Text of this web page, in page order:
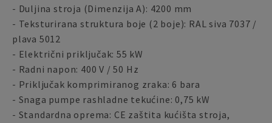
- Duljina stroja (Dimenzija A): 4200 mm
- Teksturirana struktura boje (2 boje): RAL siva 7037 /
plava 5012
- Električni priključak: 55 kW
- Radni napon: 400 V / 50 Hz
- Priključak komprimiranog zraka: 6 bara
- Snaga pumpe rashladne tekućine: 0,75 kW
- Standardna oprema: CE zaštita kućišta stroja,